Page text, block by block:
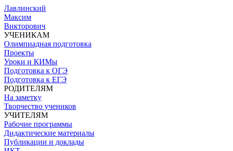
Skip
to
the
content
Лавлинский
Максим
Викторович
УЧЕНИКАМ
Олимпиадная подготовка
Проекты
Уроки и КИМы
Подготовка к ОГЭ
Подготовка к ЕГЭ
РОДИТЕЛЯМ
На заметку
Творчество учеников
УЧИТЕЛЯМ
Рабочие программы
Дидактические материалы
Публикации и доклады